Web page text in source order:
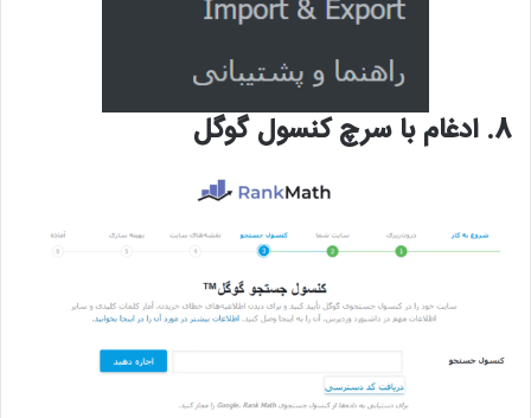
8. ادغام با سرچ کنسول گوگل